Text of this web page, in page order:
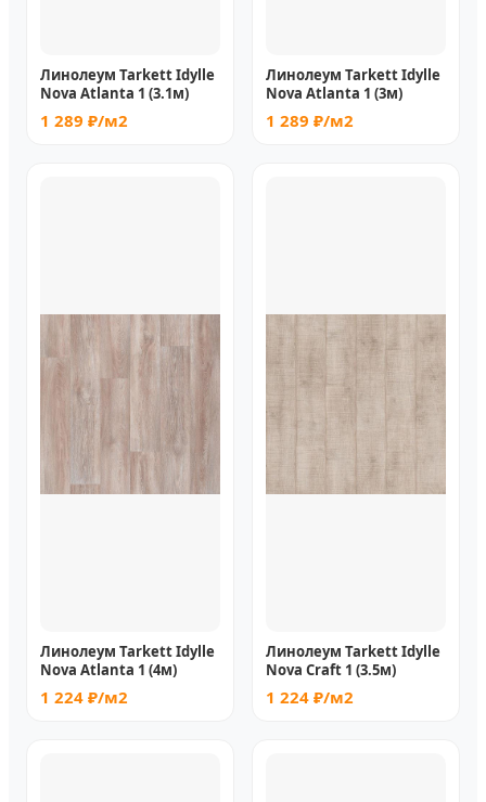
Линолеум Tarkett Idylle
Nova Atlanta 1 (3.1м)
1 289 ₽/м2
Линолеум Tarkett Idylle
Nova Atlanta 1 (3м)
1 289 ₽/м2
Линолеум Tarkett Idylle
Nova Atlanta 1 (4м)
1 224 ₽/м2
Линолеум Tarkett Idylle
Nova Craft 1 (3.5м)
1 224 ₽/м2